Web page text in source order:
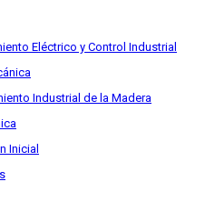
Eléctrico y Control Industrial
Industrial de la Madera
Inicial